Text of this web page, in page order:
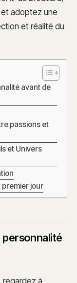
adoptez une
et réalité du
avant de
passions et
et Univers
premier jour
personnalité
regardez à